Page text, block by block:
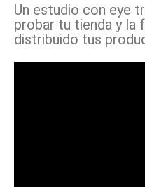
Un estudio con eye
probar tu tienda y la
distribuido tus